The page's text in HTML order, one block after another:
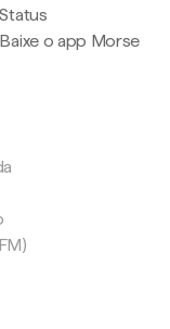
Status
Baixe o app Morse